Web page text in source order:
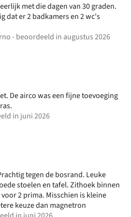
met die dagen van 30 graden.
dat er 2 badkamers en 2 wc's
- beoordeeld in augustus 2026
De airco was een fijne toevoeging
in juni 2026
tegen de bosrand. Leuke
stoelen en tafel. Zithoek binnen
2 prima. Misschien is kleine
keuze dan magnetron